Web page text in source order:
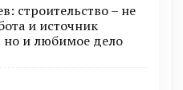
строительство – не
и источник
но и любимое дело